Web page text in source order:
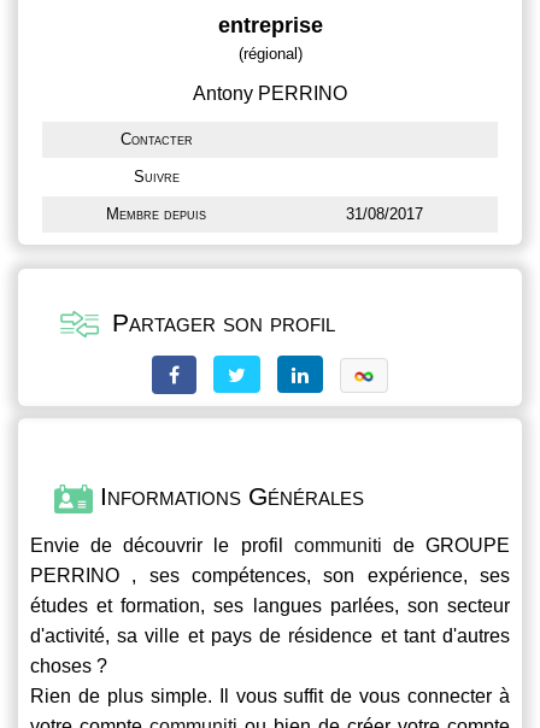
entreprise
(régional)
Antony PERRINO
Contacter
Suivre
Membre depuis 31/08/2017
Partager son profil
Informations Générales
Envie de découvrir le profil communiti de GROUPE
PERRINO , ses compétences, son expérience, ses
études et formation, ses langues parlées, son secteur
d'activité, sa ville et pays de résidence et tant d'autres
choses ?
Rien de plus simple. Il vous suffit de vous connecter à